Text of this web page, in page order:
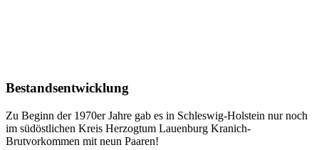
Bestandsentwicklung
Zu Beginn der 1970er Jahre gab es in Schleswig-Holstein nur noch
im südöstlichen Kreis Herzogtum Lauenburg Kranich-
Brutvorkommen mit neun Paaren!